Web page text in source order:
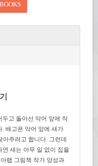
두고 돌아선 악어 앞에 작
. 배고픈 악어 앞에 새가
아주려고 합니다. 그런데
새는 아무 일 없이 집을
랩 그림책 작가 양성과